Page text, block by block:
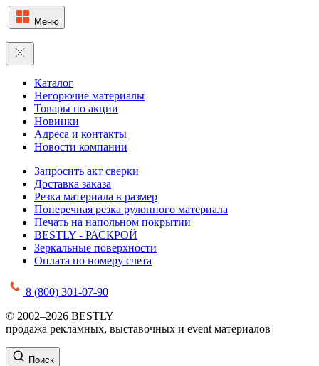
Меню
Каталог
Негорючие материалы
Товары по акции
Новинки
Адреса и контакты
Новости компании
Запросить акт сверки
Доставка заказа
Резка материала в размер
Поперечная резка рулонного материала
Печать на напольном покрытии
BESTLY - РАСКРОЙ
Зеркальные поверхности
Оплата по номеру счета
8 (800) 301-07-90
© 2002–2026 BESTLY
продажа рекламных, выставочных и event материалов
Поиск